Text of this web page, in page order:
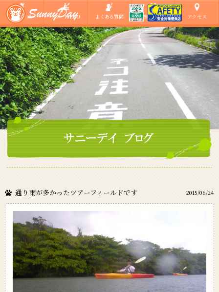
ショップ ツアーMENU よくある質問 ご参加の方へ アクセス
通り雨が多かったツアーフィールドです 2015/06/24